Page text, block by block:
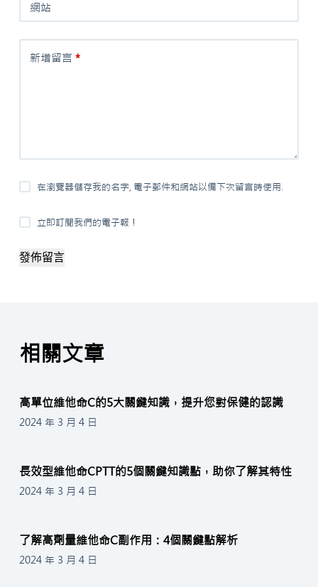
網站
新增留言 *
在瀏覽器儲存我的名字, 電子郵件和網站以備下次留言時使用.
立即訂閱我們的電子報！
發佈留言
相關文章
高單位維他命C的5大關鍵知識，提升您對保健的認識
2024 年 3 月 4 日
長效型維他命CPTT的5個關鍵知識點，助你了解其特性
2024 年 3 月 4 日
了解高劑量維他命C副作用：4個關鍵點解析
2024 年 3 月 4 日